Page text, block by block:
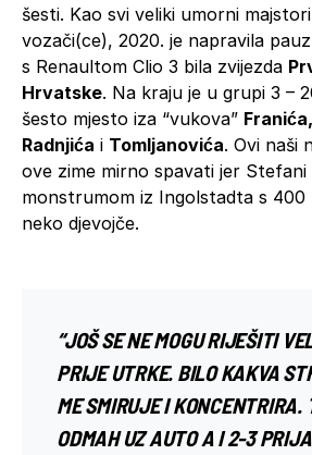
šesti. Kao svi veliki umorni
vozači(ce), 2020. je napravila
s Renaultom Clio 3 bila zvijezda
Hrvatske. Na kraju je u grupi 3 –
šesto mjesto iza “vukova”
Radnjića i Tomljanovića. Ovi naši
ove zime mirno spavati jer Stefani
monstrumom iz Ingolstadta s 400
neko djevojče.
“JOŠ SE NE MOGU RIJEŠITI
PRIJE UTRKE. BILO KAKVA
ME SMIRUJE I KONCENTRIRA.
ODMAH UZ AUTO A I 2-3